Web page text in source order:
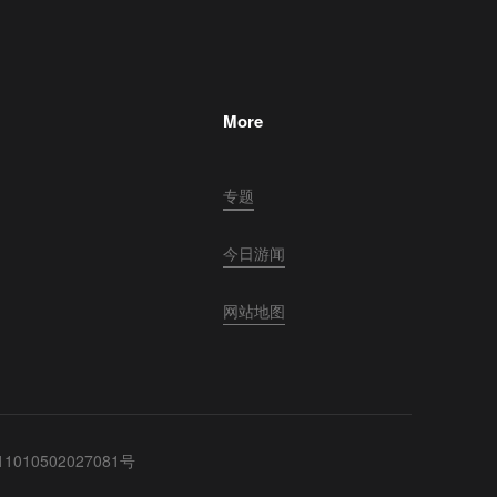
More
专题
今日游闻
网站地图
号